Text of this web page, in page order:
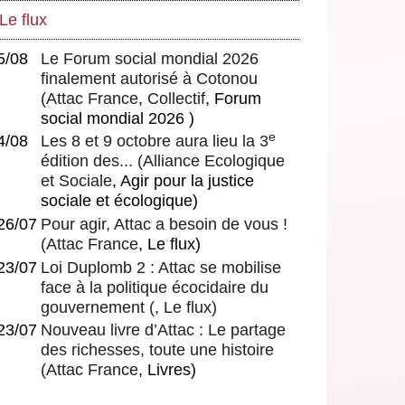
Le flux
08
Le Forum social mondial 2026
finalement autorisé à Cotonou
(Attac France, Collectif, Forum
social mondial 2026 )
08
Les 8 et 9 octobre aura lieu la 3e
édition des... (Alliance Ecologique
et Sociale, Agir pour la justice
sociale et écologique)
07 Pour agir, Attac a besoin de vous !
(Attac France, Le flux)
07 Loi Duplomb 2 : Attac se mobilise
face à la politique écocidaire du
gouvernement (, Le flux)
07 Nouveau livre d’Attac : Le partage
des richesses, toute une histoire
(Attac France, Livres)